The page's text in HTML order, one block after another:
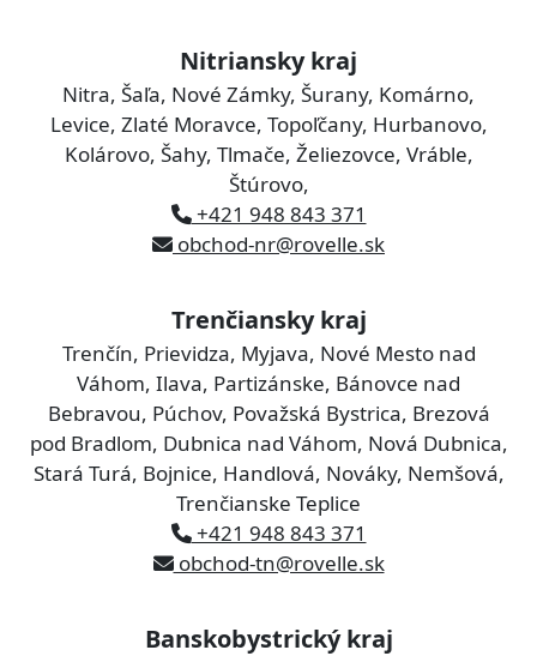
Nitriansky kraj
Nitra, Šaľa, Nové Zámky, Šurany, Komárno,
Levice, Zlaté Moravce, Topoľčany, Hurbanovo,
Kolárovo, Šahy, Tlmače, Želiezovce, Vráble,
Štúrovo,
+421 948 843 371
obchod-nr@rovelle.sk
Trenčiansky kraj
Trenčín, Prievidza, Myjava, Nové Mesto nad
Váhom, Ilava, Partizánske, Bánovce nad
Bebravou, Púchov, Považská Bystrica, Brezová
pod Bradlom, Dubnica nad Váhom, Nová Dubnica,
Stará Turá, Bojnice, Handlová, Nováky, Nemšová,
Trenčianske Teplice
+421 948 843 371
obchod-tn@rovelle.sk
Banskobystrický kraj